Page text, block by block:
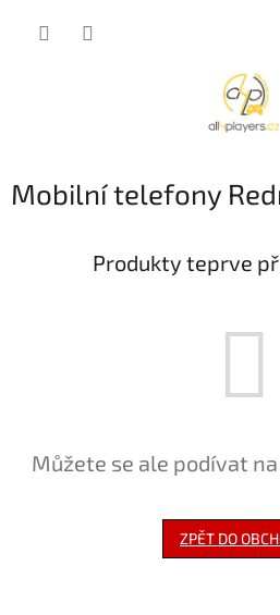
Mobilní telefony
Produkty teprve
Můžete se ale podívat
ZPĚT DO